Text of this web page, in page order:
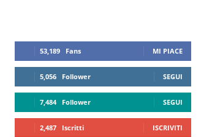
53,189 Fans MI PIACE
5,056 Follower SEGUI
7,484 Follower SEGUI
2,487 Iscritti ISCRIVITI